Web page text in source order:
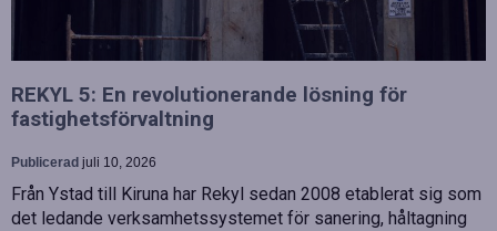
REKYL 5: En revolutionerande lösning för
fastighetsförvaltning
Publicerad juli 10, 2026
Från Ystad till Kiruna har Rekyl sedan 2008 etablerat sig som
det ledande verksamhetssystemet för sanering, håltagning